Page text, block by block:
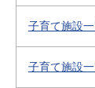
子育て施設
子育て施設